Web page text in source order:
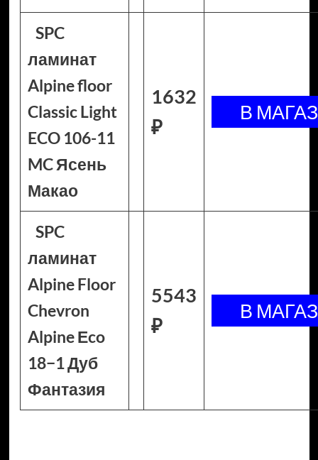
SPC
ламинат
Alpine floor
Classic Light
ECO 106-11
MC Ясень
Макао
1632
₽
SPC
ламинат
Alpine Floor
Chevron
Alpine Еco
18−1 Дуб
Фантазия
5543
₽